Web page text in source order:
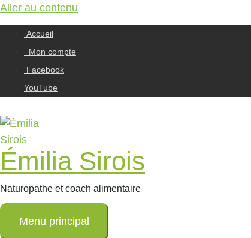
Aller au contenu
Accueil
Mon compte
Facebook
YouTube
Émilia Sirois
Naturopathe et coach alimentaire
Menu principal